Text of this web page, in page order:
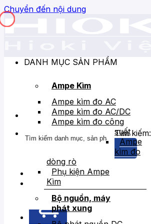
Chuyển đến nội dung
Tìm kiếm:
DANH MỤC SẢN PHẨM
Ampe Kìm
Ampe kìm đo AC
Ampe kìm đo AC/DC
Ampe kìm đo công
suất
Ampe
kìm đo
dòng rò
Phụ kiện Ampe
Kìm
Bộ nguồn, máy
phát xung